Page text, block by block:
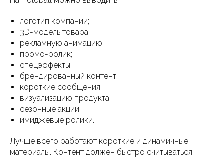
логотип компании;
3D-модель товара;
рекламную анимацию;
промо-ролик;
спецэффекты;
брендированный контент;
короткие сообщения;
визуализацию продукта;
сезонные акции;
имиджевые ролики.
Лучше всего работают короткие и динамичные
материалы. Контент должен быстро считываться,